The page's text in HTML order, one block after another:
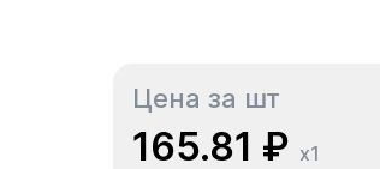
Цена за шт
165.81 ₽ x1